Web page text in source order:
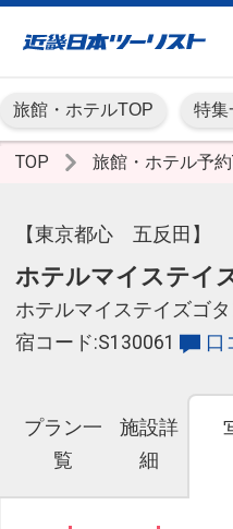
旅館・ホテルTOP 特集
TOP 旅館・ホテル予
【東京都心 五反田】
ホテルマイステイ
ホテルマイステイズゴ
宿コード:S130061
口
プラン一
覧
施設詳
細